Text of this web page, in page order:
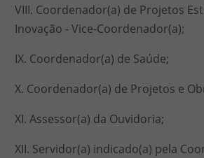
VIII. Coordenador(a) de Projetos
Inovação - Vice-Coordenador(a);
IX. Coordenador(a) de Saúde;
X. Coordenador(a) de Projetos e
XI. Assessor(a) da Ouvidoria;
XII. Servidor(a) indicado(a) pela